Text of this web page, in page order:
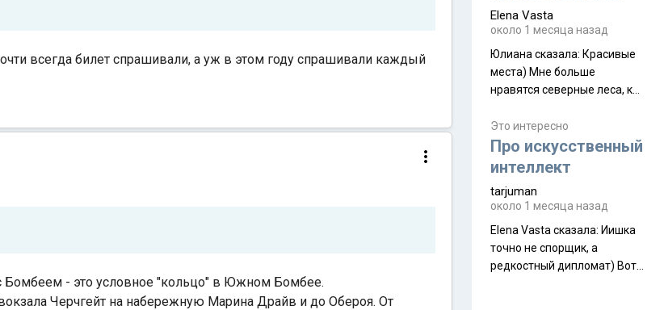
всегда билет спрашивали, а уж в этом году спрашивали каждый
Бомбеем - это условное "кольцо" в Южном Бомбее.
Черчгейт на набережную Марина Драйв и до Обероя. От
производителя. Новинка
получила двухслойную
конструкцию с отдельным
внешним тентом и сетчатой
внутренней палаткой, а ее
комплектации составляет
около 845 г. Палатка весит
менее
Elena Vasta
около 1 месяца назад
Юлиана сказалa: Красивые
места) Мне больше
нравятся северные леса, как
южной тайги
Это интересно
Про искусственный
интеллект
tarjuman
около 1 месяца назад
Elena Vasta сказалa: Иишка
точно не спорщик, а
редкостный дипломат) Вот,